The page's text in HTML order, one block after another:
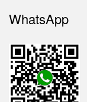
WhatsApp